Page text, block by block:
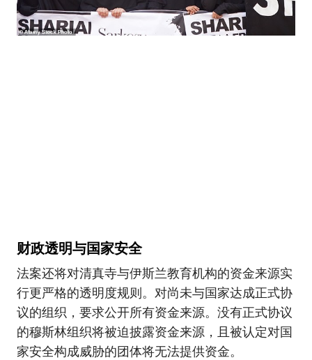
财政透明与国家安全
法案还将对清真寺与伊斯兰教育机构的资金来源实
行更严格的透明度规则。对尚未与国家达成正式协
议的组织，要求公开所有资金来源。没有正式协议
的穆斯林组织将被迫披露资金来源，且被认定对国
家安全构成威胁的团体将无法提供资金。